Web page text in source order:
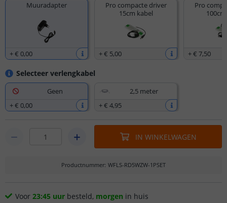
Muuradapter
+€ 0,00
Pro compacte driver
15cm kabel
+€ 5,00
Pro
+€ 7,50
Selecteer verlengkabel
Geen
+€ 0,00
2,5 meter
+€ 4,95
IN WINKELWAGEN
Productnummer: WFLS-RD5WZW-1PSET
Voor 23:45 uur besteld, morgen in huis